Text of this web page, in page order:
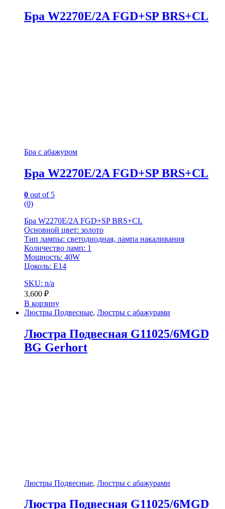
Бра W2270E/2A FGD+SP BRS+CL
Бра с абажуром
Бра W2270E/2A FGD+SP BRS+CL
0 out of 5
(0)
Бра W2270E/2A FGD+SP BRS+CL
Основной цвет: золото
Тип лампы: светодиодная, лампа накаливания
Количество ламп: 1
Мощность: 40W
Цоколь: Е14
SKU: n/a
3,600 ₽
В корзину
Люстры Подвесные, Люстры с абажурами
Люстра Подвесная G11025/6MGD
BG Gerhort
Люстры Подвесные, Люстры с абажурами
Люстра Подвесная G11025/6MGD